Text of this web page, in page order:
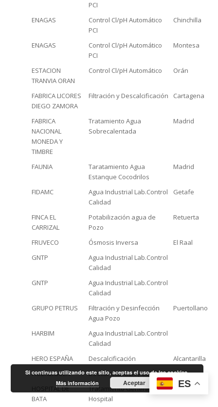
PCI
ENAGAS
Control Cl/pH Automático
PCI
Chinchilla
ENAGAS
Control Cl/pH Automático
PCI
Montesa
ESTACION
TRANVIA ORAN
Control Cl/pH Automático Orán
FABRICA LICORES
DIEGO ZAMORA
Filtración y Descalcificación Cartagena
FABRICA
NACIONAL
MONEDA Y
TIMBRE
Tratamiento Agua
Sobrecalentada
Madrid
FAUNIA
Taratamiento Agua
Estanque Cocodrilos
Madrid
FIDAMC
Agua Industrial Lab.Control
Calidad
Getafe
FINCA EL
CARRIZAL
Potabilización agua de
Pozo
Retuerta
FRUVECO Ósmosis Inversa
El Raal
GNTP
Agua Industrial Lab.Control
Calidad
GNTP
Agua Industrial Lab.Control
Calidad
GRUPO PETRUS
Filtración y Desinfección
Agua Pozo
Puertollano
HARBIM
Agua Industrial Lab.Control
Calidad
HERO ESPAÑA
Descalcificación
Alcantarilla
HOERBIGUER
Descalcificación y Luz U.V.
Algete
HOSPITAL DE
BATA
Tratamiento General Agua
Hospital
BATA
ES
Si continuas utilizando este sitio, aceptas el uso de las cookies.
Más información
Aceptar